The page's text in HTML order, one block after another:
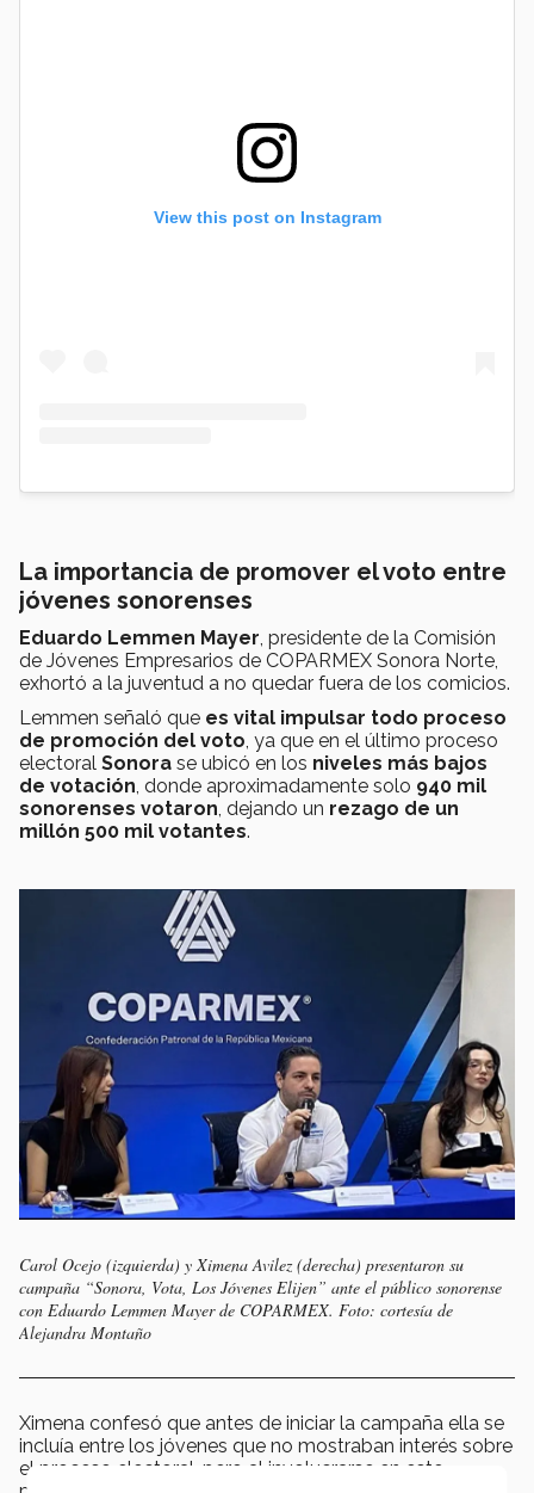
View this post on Instagram
La importancia de promover el voto entre
jóvenes sonorenses
Eduardo Lemmen Mayer, presidente de la Comisión
de Jóvenes Empresarios de COPARMEX Sonora Norte,
exhortó a la juventud a no quedar fuera de los comicios.
Lemmen señaló que es vital impulsar todo proceso
de promoción del voto, ya que en el último proceso
electoral Sonora se ubicó en los niveles más bajos
de votación, donde aproximadamente solo 940 mil
sonorenses votaron, dejando un rezago de un
millón 500 mil votantes.
Carol Ocejo (izquierda) y Ximena Avilez (derecha) presentaron su
campaña “Sonora, Vota, Los Jóvenes Elijen” ante el público sonorense
con Eduardo Lemmen Mayer de COPARMEX. Foto: cortesía de
Alejandra Montaño
Ximena confesó que antes de iniciar la campaña ella se
incluía entre los jóvenes que no mostraban interés sobre
el proceso electoral, pero al involucrarse en este